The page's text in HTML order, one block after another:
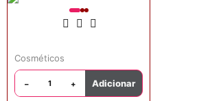
Cosméticos
− + Adicionar